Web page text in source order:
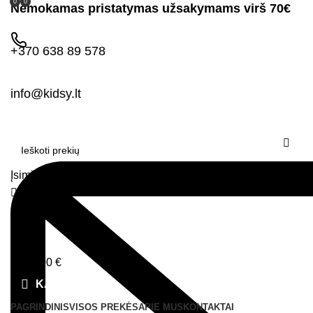
Nemokamas pristatymas užsakymams virš 70€
+370 638 89 578
info@kidsy.lt
Įsimintos prekės
0
0,00 €
KATEGORIJOS
PAGRINDINISVISOS PREKĖSAPIE MUS KONTAKTAI
0